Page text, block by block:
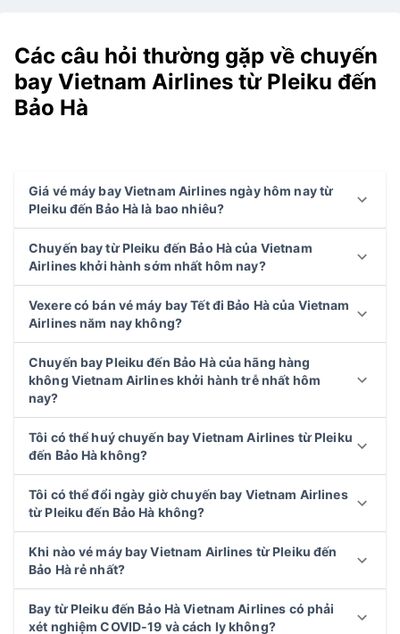
Các câu hỏi thường gặp về chuyến
bay Vietnam Airlines từ Pleiku đến
Bảo Hà
Giá vé máy bay Vietnam Airlines ngày hôm nay từ
Pleiku đến Bảo Hà là bao nhiêu?
Chuyến bay từ Pleiku đến Bảo Hà của Vietnam
Airlines khởi hành sớm nhất hôm nay?
Vexere có bán vé máy bay Tết đi Bảo Hà của Vietnam
Airlines năm nay không?
Chuyến bay Pleiku đến Bảo Hà của hãng hàng
không Vietnam Airlines khởi hành trễ nhất hôm
nay?
Tôi có thể huý chuyến bay Vietnam Airlines từ Pleiku
đến Bảo Hà không?
Tôi có thể đổi ngày giờ chuyến bay Vietnam Airlines
từ Pleiku đến Bảo Hà không?
Khi nào vé máy bay Vietnam Airlines từ Pleiku đến
Bảo Hà rẻ nhất?
Bay từ Pleiku đến Bảo Hà Vietnam Airlines có phải
xét nghiệm COVID-19 và cách ly không?